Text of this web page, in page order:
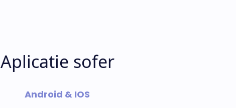
Aplicatie sofer
Android & IOS